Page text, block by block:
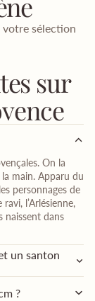
votre sélection
sur
On la
main. Apparu du
personnages de
l’Arlésienne,
naissent dans
un santon
?